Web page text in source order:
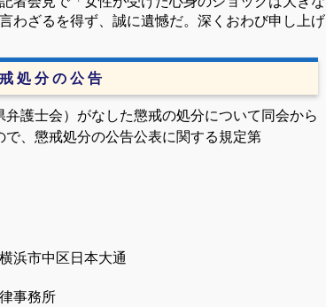
わざるを得ず、誠に遺憾だ。深くおわび申し上げ
処 分 の 公 告
護士会）がなした懲戒の処分について同会から
、 懲戒処分の公告公表に関する規定第
区日本大通
所